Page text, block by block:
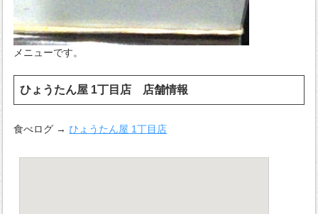
メニューです。
ひょうたん屋 1丁目店 店舗情報
食べログ →ひょうたん屋 1丁目店